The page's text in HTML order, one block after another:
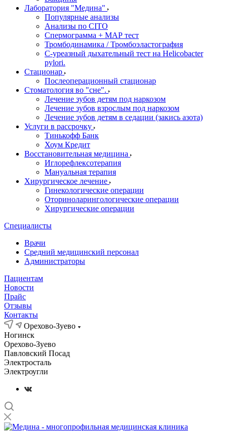
Лаборатория "Медина"
Популярные анализы
Анализы по CITO
Спермограмма + МАР тест
Тромбодинамика / Тромбоэластография
С-уреазный дыхательный тест на Helicobacter
pylori.
Стационар
Послеоперационный стационар
Стоматология во "сне".
Лечение зубов детям под наркозом
Лечение зубов взрослым под наркозом
Лечение зубов детям в седации (закись азота)
Услуги в рассрочку
Тинькофф Банк
Хоум Кредит
Восстановительная медицина
Иглорефлексотерапия
Мануальная терапия
Хирургическое лечение
Гинекологические операции
Оториноларингологические операции
Хирургические операции
Специалисты
Врачи
Средний медицинский персонал
Администраторы
Пациентам
Новости
Прайс
Отзывы
Контакты
Орехово-Зуево
Ногинск
Орехово-Зуево
Павловский Посад
Электросталь
Электроугли